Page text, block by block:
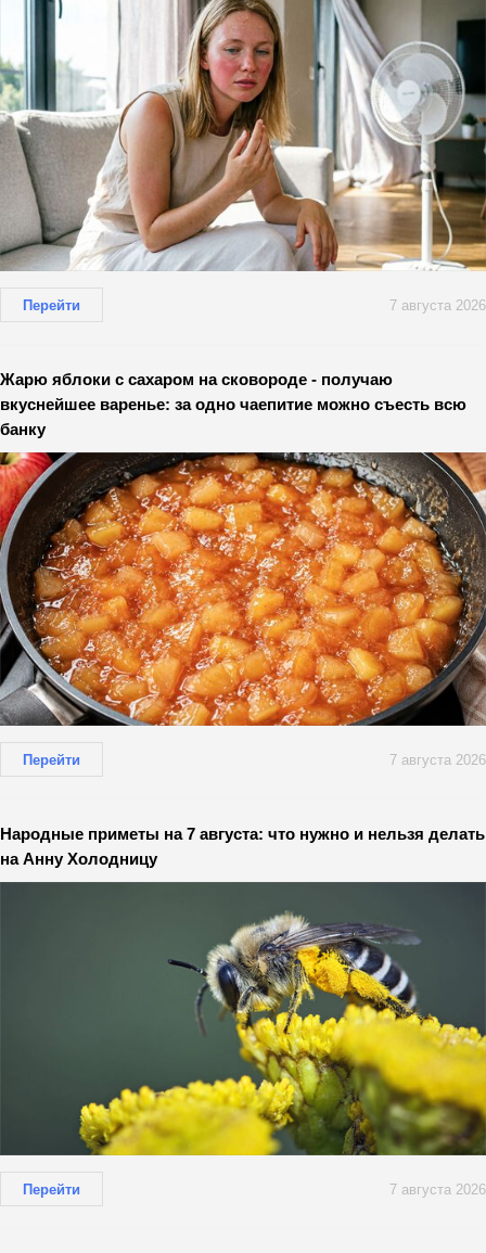
Перейти 7 августа 2026
Жарю яблоки с сахаром на сковороде - получаю
вкуснейшее варенье: за одно чаепитие можно съесть всю
банку
Перейти 7 августа 2026
Народные приметы на 7 августа: что нужно и нельзя делать
на Анну Холодницу
Перейти 7 августа 2026